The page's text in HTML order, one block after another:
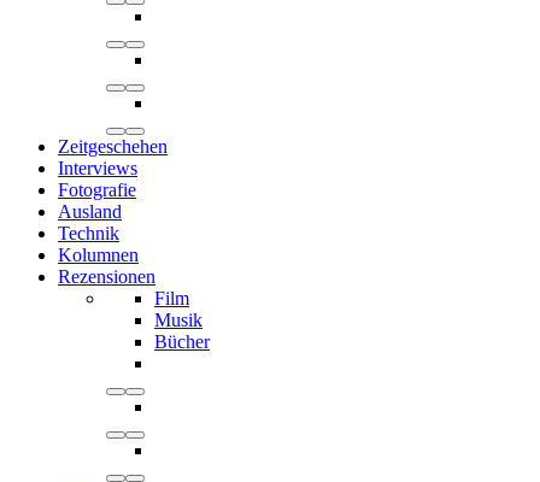
Zeitgeschehen
Interviews
Fotografie
Ausland
Technik
Kolumnen
Rezensionen
Film
Musik
Bücher